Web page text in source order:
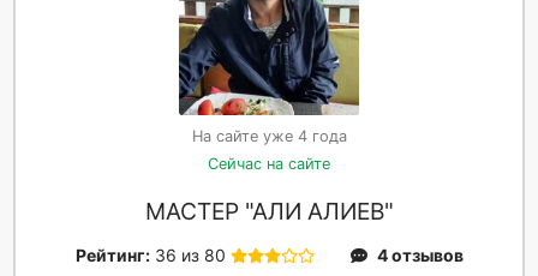
На сайте уже 4 года
Сейчас на сайте
МАСТЕР "АЛИ АЛИЕВ"
Рейтинг: 36 из 80 4 отзывов